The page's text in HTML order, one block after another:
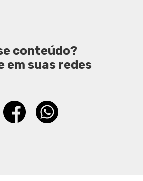
conteúdo?
em suas redes